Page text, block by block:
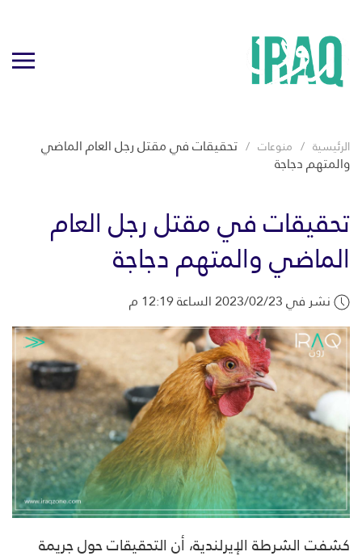
الرئيسية منوعات تحقيقات في مقتل رجل العام الماضي
والمتهم دجاجة
تحقيقات في مقتل رجل العام
الماضي والمتهم دجاجة
نشر في 2023/02/23 الساعة 12:19 م
كشفت الشرطة الإيرلندية، أن التحقيقات حول جريمة